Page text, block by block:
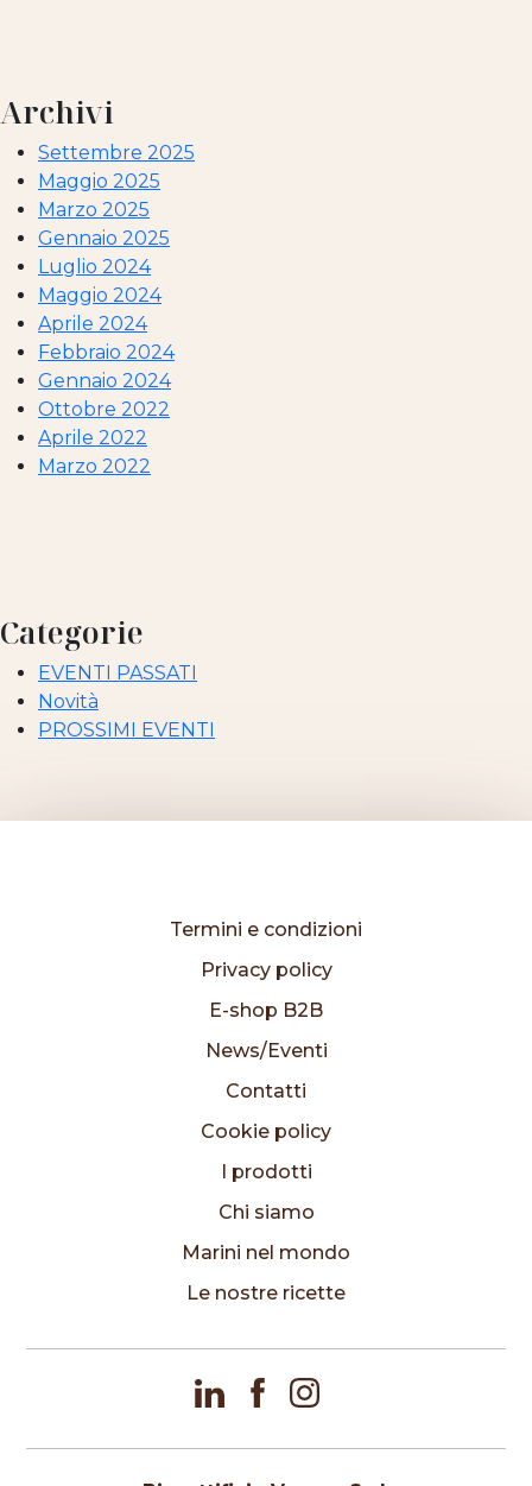
Archivi
Settembre 2025
Maggio 2025
Marzo 2025
Gennaio 2025
Luglio 2024
Maggio 2024
Aprile 2024
Febbraio 2024
Gennaio 2024
Ottobre 2022
Aprile 2022
Marzo 2022
Categorie
EVENTI PASSATI
Novità
PROSSIMI EVENTI
I prodotti
Chi siamo
Marini nel mondo
Le nostre ricette
E-shop B2B
News/Eventi
Contatti
Cookie policy
Termini e condizioni
Privacy policy